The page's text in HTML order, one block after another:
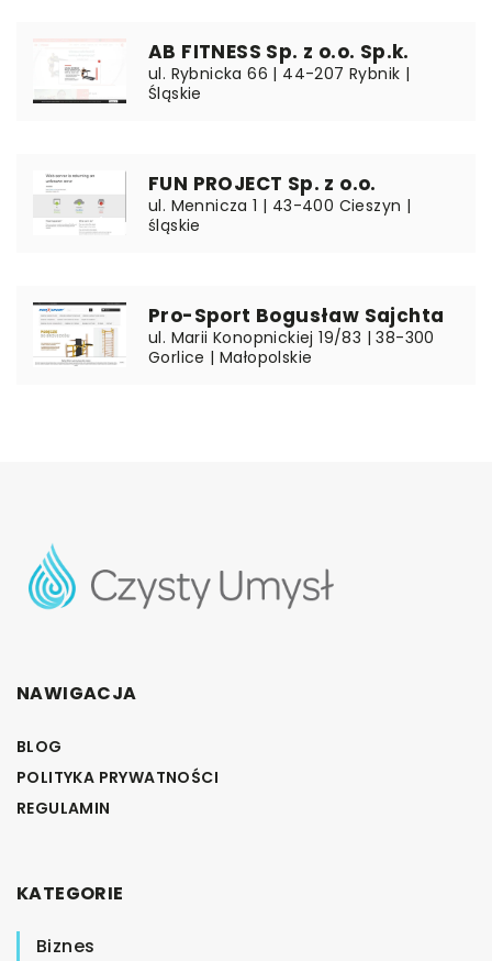
AB FITNESS Sp. z o.o. Sp.k.
ul. Rybnicka 66 | 44-207 Rybnik |
Śląskie
FUN PROJECT Sp. z o.o.
ul. Mennicza 1 | 43-400 Cieszyn |
śląskie
Pro-Sport Bogusław Sajchta
ul. Marii Konopnickiej 19/83 | 38-300
Gorlice | Małopolskie
NAWIGACJA
BLOG
POLITYKA PRYWATNOŚCI
REGULAMIN
KATEGORIE
Biznes